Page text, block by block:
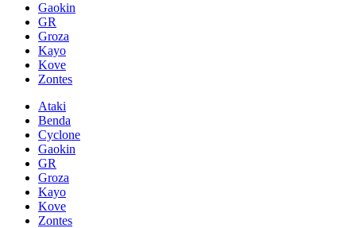
Gaokin
GR
Groza
Kayo
Kove
Zontes
Ataki
Benda
Cyclone
Gaokin
GR
Groza
Kayo
Kove
Zontes